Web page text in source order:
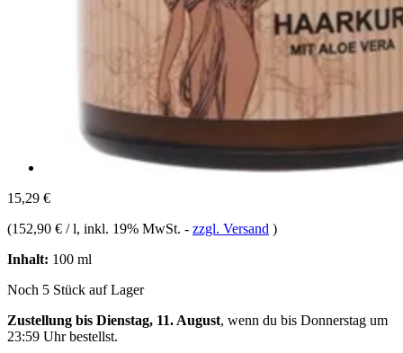
15,29 €
(152,90 € / l, inkl. 19% MwSt. - zzgl. Versand )
Inhalt: 100 ml
Noch 5 Stück auf Lager
Zustellung bis Dienstag, 11. August, wenn du bis Donnerstag um
23:59 Uhrbestellst.